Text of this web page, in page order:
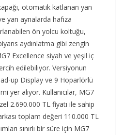
otomatik katlanan yan
yan aynalarda hafıza
ön yolcu koltuğu,
aydınlatma gibi zengin
Excellence siyah ve yeşil iç
edilebiliyor. Versiyonun
up Display ve 9 Hoparlörlü
yer alıyor. Kullanıcılar, MG7
2.690.000 TL fiyatı ile sahip
toplam değeri 110.000 TL
sınırlı bir süre için MG7